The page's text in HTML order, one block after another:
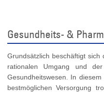
Gesundheits- &
Grundsätzlich beschäftigt sich
rationalen Umgang und
Gesundheitswesen. In
bestmöglichen Versorgung